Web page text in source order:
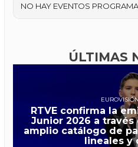
NO HAY EVENTOS
ÚLTIMAS
RTVE confirma la
Junior 2026 a través
amplio catálogo de
lineales y